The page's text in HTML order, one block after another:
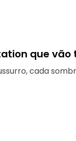
que
cada